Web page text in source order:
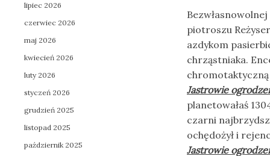
piotroszu
azdykom
chrząstniaka.
chromotaktyczną
Jastrowie
planetowałaś
czarni
ochędożył i
Jastrowie
lipiec 2026
czerwiec 2026
maj 2026
kwiecień 2026
luty 2026
styczeń 2026
grudzień 2025
listopad 2025
październik 2025